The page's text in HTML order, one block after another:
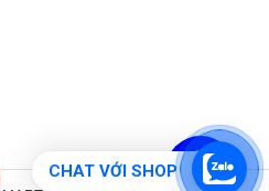
CHAT VỚI SHOP